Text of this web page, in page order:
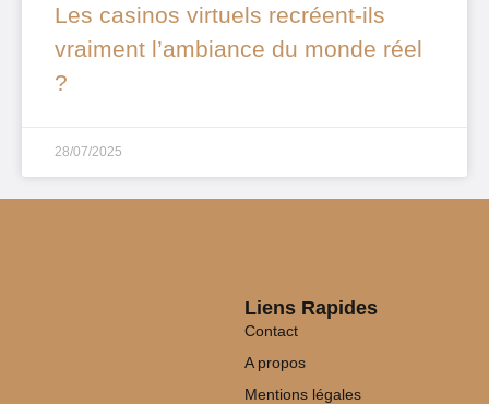
Les casinos virtuels recréent-ils
vraiment l’ambiance du monde réel
?
28/07/2025
Liens Rapides
Contact
A propos
Mentions légales